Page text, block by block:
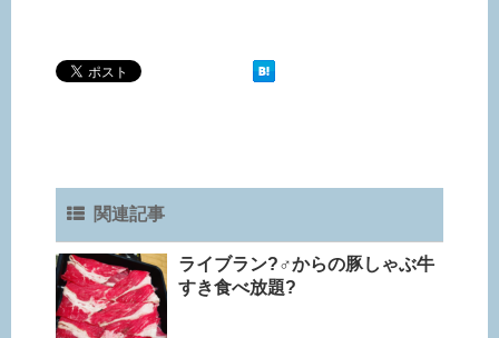
関連記事
ライブラン?‍♂️からの豚しゃぶ牛
すき食べ放題?